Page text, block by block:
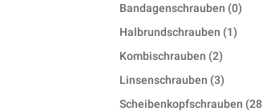
products
Bandagenschrauben 00
Halbrundschrauben 11
Kombischrauben 22
products
Linsenschrauben 33
products
Scheibenkopfschrauben 28